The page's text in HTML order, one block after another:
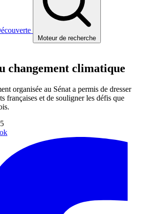
Moteur de recherche
changement climatique
organisée au Sénat a permis de dresser
françaises et de souligner les défis que